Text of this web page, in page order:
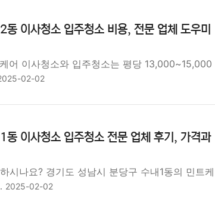
동 이사청소 입주청소 비용, 전문 업체 도우미
어 이사청소와 입주청소는 평당 13,000~15,000
02-02
동 이사청소 입주청소 전문 업체 후기, 가격과
시나요? 경기도 성남시 분당구 수내1동의 민트케
2025-02-02